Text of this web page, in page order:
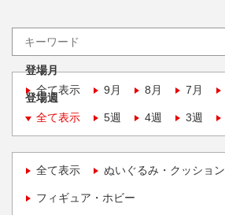
登場月
全て表示
9月 8月 7月
登場週
全て表示
5週 4週 3週
全て表示 ぬいぐるみ・クッション
フィギュア・ホビー